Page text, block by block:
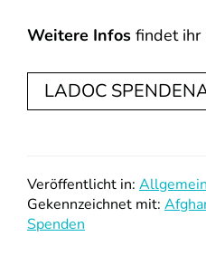
Weitere Infos findet ihr
LADOC
Veröffentlicht in: Allgemein
Gekennzeichnet mit:
Spenden